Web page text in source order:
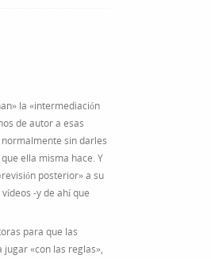
la «intermediación
de autor a esas
sin darles
ella misma hace. Y
posterior» a su
-y de ahí que
para que las
«con las reglas»,